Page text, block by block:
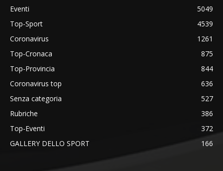
Eventi
5049
Top-Sport
4539
Coronavirus
1261
Top-Cronaca
875
Top-Provincia
844
Coronavirus top
636
Senza categoria
527
Rubriche
386
Top-Eventi
372
GALLERY DELLO SPORT
166